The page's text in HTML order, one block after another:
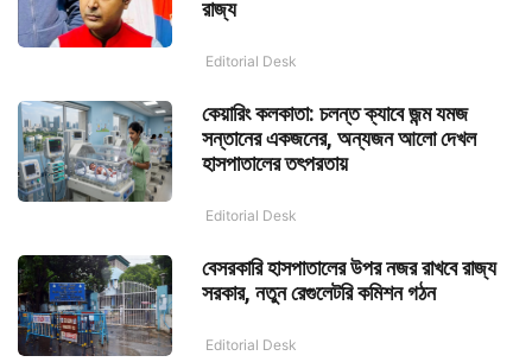
রাজ্য
Editorial Desk
কেয়ারিং কলকাতা: চলন্ত ক্যাবে জন্ম যমজ
সন্তানের একজনের, অন্যজন আলো দেখল
হাসপাতালের তৎপরতায়
Editorial Desk
বেসরকারি হাসপাতালের উপর নজর রাখবে রাজ্য
সরকার, নতুন রেগুলেটরি কমিশন গঠন
Editorial Desk